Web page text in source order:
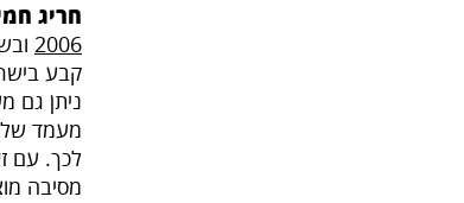
חריג
2006
קבע
ניתן גם
מעמד של
לכך. עם
מסיבה